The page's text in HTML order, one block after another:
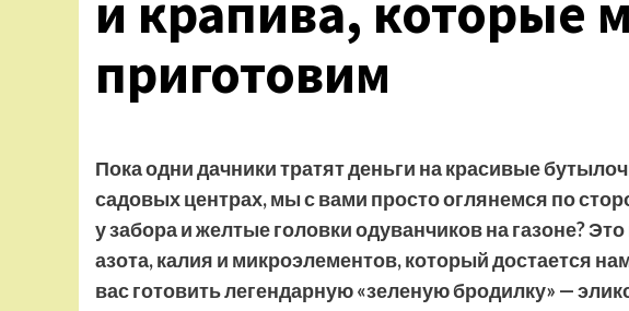
приготовим
Пока одни дачники тратят деньги на красивые
садовых центрах, мы с вами просто оглянемся по
у забора и желтые головки одуванчиков на газоне?
азота, калия и микроэлементов, который достается
вас готовить легендарную «зеленую бродилку» —